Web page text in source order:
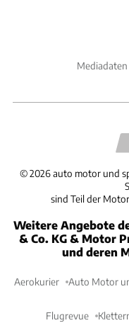
©2026 auto motor und
sind Teil der
Weitere Angebote
& Co. KG & Motor
und deren
Aerokurier Auto Motor
Flugrevue